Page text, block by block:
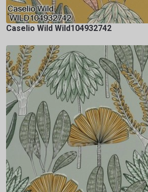
Caselio Wild Wild104932742